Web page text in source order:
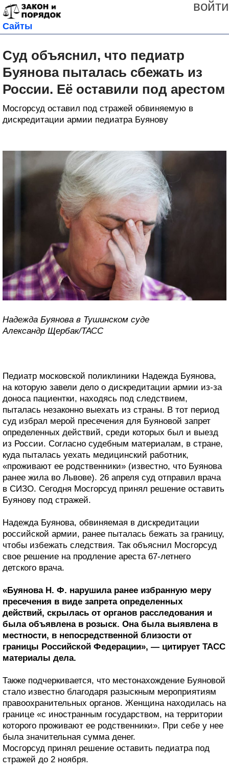
войти
Сайты
Суд объяснил, что педиатр
Буянова пыталась сбежать из
России. Её оставили под арестом
Мосгорсуд оставил под стражей обвиняемую в
дискредитации армии педиатра Буянову
Надежда Буянова в Тушинском суде
Александр Щербак/ТАСС
Педиатр московской поликлиники Надежда Буянова,
на которую завели дело о дискредитации армии из-за
доноса пациентки, находясь под следствием,
пыталась незаконно выехать из страны. В тот период
суд избрал мерой пресечения для Буяновой запрет
определенных действий, среди которых был и выезд
из России. Согласно судебным материалам, в стране,
куда пыталась уехать медицинский работник,
«проживают ее родственники» (известно, что Буянова
ранее жила во Львове). 26 апреля суд отправил врача
в СИЗО. Сегодня Мосгорсуд принял решение оставить
Буянову под стражей.
Надежда Буянова, обвиняемая в дискредитации
российской армии, ранее пыталась бежать за границу,
чтобы избежать следствия. Так объяснил Мосгорсуд
свое решение на продление ареста 67-летнего
детского врача.
«Буянова Н. Ф. нарушила ранее избранную меру
пресечения в виде запрета определенных
действий, скрылась от органов расследования и
была объявлена в розыск. Она была выявлена в
местности, в непосредственной близости от
границы Российской Федерации», — цитирует ТАСС
материалы дела.
Также подчеркивается, что местонахождение Буяновой
стало известно благодаря разыскным мероприятиям
правоохранительных органов. Женщина находилась на
границе «с иностранным государством, на территории
которого проживают ее родственники». При себе у нее
была значительная сумма денег.
Мосгорсуд принял решение оставить педиатра под
стражей до 2 ноября.